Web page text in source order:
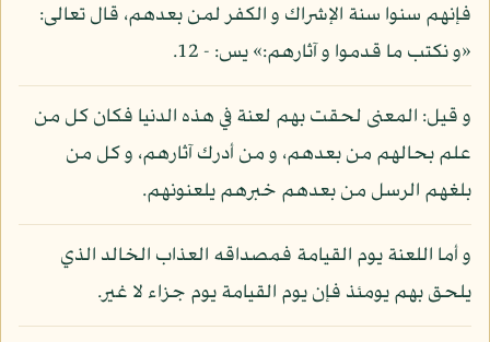
فإنهم سنوا سنة الإشراك و الكفر لمن بعدهم، قال تعالى:
«و نكتب ما قدموا و آثارهم:» يس: - 12.
و قيل: المعنى لحقت بهم لعنة في هذه الدنيا فكان كل من
علم بحالهم من بعدهم، و من أدرك آثارهم، و كل من
بلغهم الرسل من بعدهم خبرهم يلعنونهم.
و أما اللعنة يوم القيامة فمصداقه العذاب الخالد الذي
يلحق بهم يومئذ فإن يوم القيامة يوم جزاء لا غير.